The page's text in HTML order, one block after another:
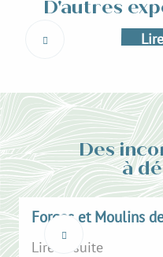
D'autres
Des
à
Forges et Moulins
Lire la suite